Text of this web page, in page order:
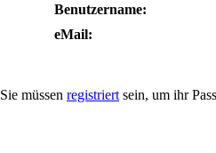
Benutzername:
eMail:
Sie müssen registriert sein, um ihr